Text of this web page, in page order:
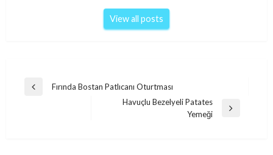
View all posts
Post
Previous
Fırında Bostan Patlıcanı Oturtması
Havuçlu Bezelyeli Patates
Yemeği